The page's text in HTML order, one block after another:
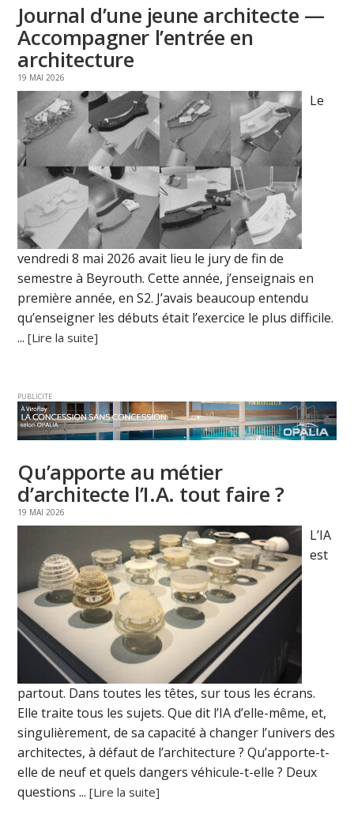
Journal d’une jeune architecte —
Accompagner l’entrée en
architecture
19 MAI 2026
Le
vendredi 8 mai 2026 avait lieu le jury de fin de
semestre à Beyrouth. Cette année, j’enseignais en
première année, en S2. J’avais beaucoup entendu
qu’enseigner les débuts était l’exercice le plus difficile.
...[Lire la suite]
PUBLICITE
Qu’apporte au métier
d’architecte l’I.A. tout faire ?
19 MAI 2026
L’IA
est
partout. Dans toutes les têtes, sur tous les écrans.
Elle traite tous les sujets. Que dit l’IA d’elle-même, et,
singulièrement, de sa capacité à changer l’univers des
architectes, à défaut de l’architecture ? Qu’apporte-t-
elle de neuf et quels dangers véhicule-t-elle ? Deux
questions ...[Lire la suite]